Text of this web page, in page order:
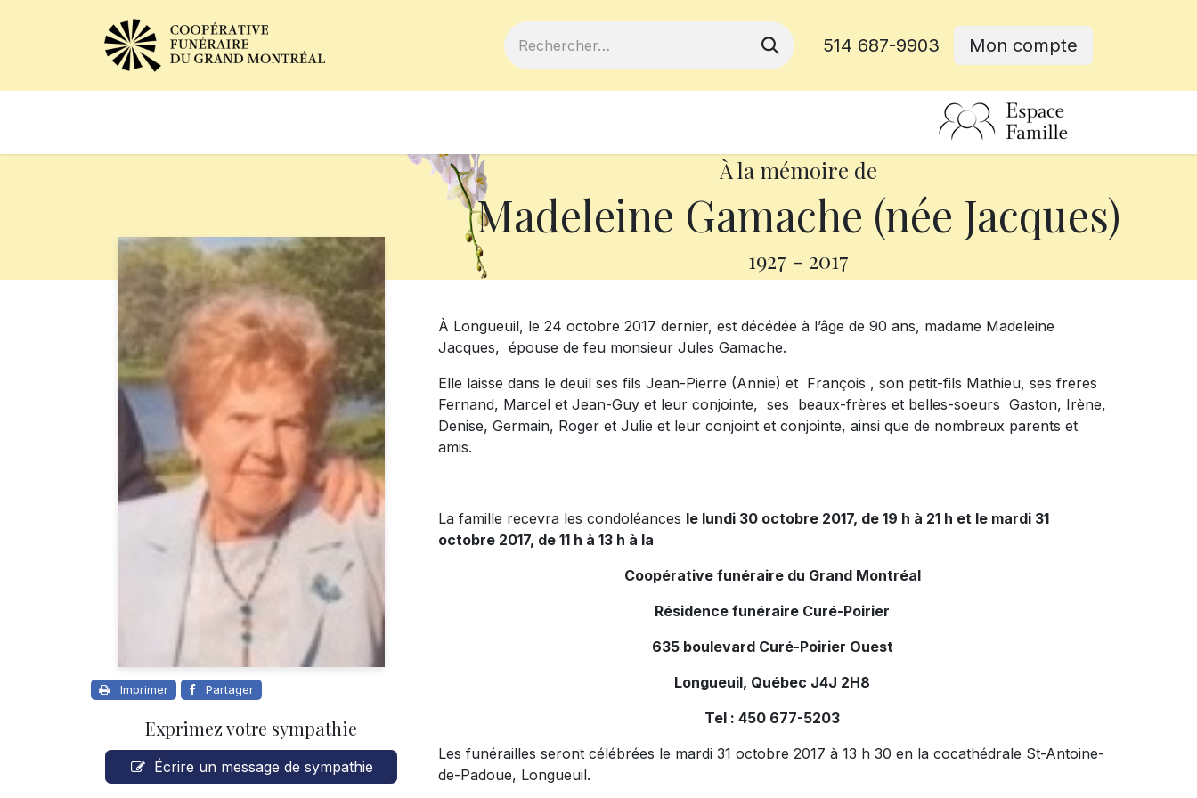
514 687-9903 Mon compte
À la mémoire de
Madeleine Gamache (née Jacques)
1927 - 2017
Imprimer Partager
Exprimez votre sympathie
Écrire un message de sympathie
À Longueuil, le 24 octobre 2017 dernier, est décédée à l’âge de 90 ans, madame Madeleine
Jacques, épouse de feu monsieur Jules Gamache.
Elle laisse dans le deuil ses fils Jean-Pierre (Annie) et François , son petit-fils Mathieu, ses frères
Fernand, Marcel et Jean-Guy et leur conjointe, ses beaux-frères et belles-soeurs Gaston, Irène,
Denise, Germain, Roger et Julie et leur conjoint et conjointe, ainsi que de nombreux parents et
amis.
La famille recevra les condoléances le lundi 30 octobre 2017, de 19 h à 21 h et le mardi 31
octobre 2017, de 11 h à 13 h à la
Coopérative funéraire du Grand Montréal
Résidence funéraire Curé-Poirier
635 boulevard Curé-Poirier Ouest
Longueuil, Québec J4J 2H8
Tel : 450 677-5203
Les funérailles seront célébrées le mardi 31 octobre 2017 à 13 h 30 en la cocathédrale St-Antoine-
de-Padoue, Longueuil.